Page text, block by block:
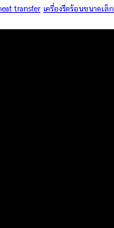
transfer เครื่องรีดร้อนขนาดเล็ก